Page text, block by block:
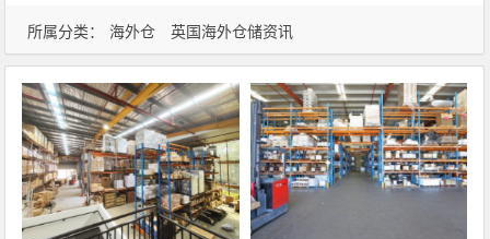
所属分类： 海外仓 英国海外仓储资讯